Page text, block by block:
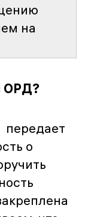
на
ОРД?
о